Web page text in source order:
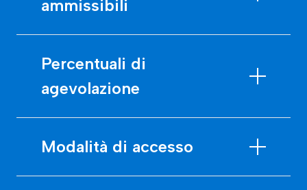
ammissibili
Percentuali di
agevolazione
Modalità di accesso